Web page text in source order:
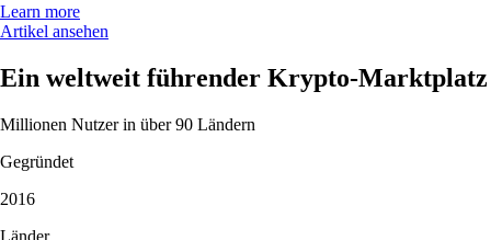
Learn more
Artikel ansehen
Ein weltweit führender Krypto-Marktplatz
Millionen Nutzer in über 90 Ländern
Gegründet
2016
Länder